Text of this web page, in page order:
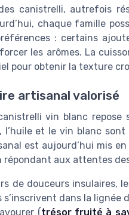
canistrelli, autrefois
chaque famille
: certains
les arômes. La
pour obtenir la texture
artisanal valorisé
vin blanc
l’huile et le vin blanc
est aujourd’hui mis
aux attentes
de douceurs insulaires,
s’inscrivent dans la lignée
(trésor fruité à